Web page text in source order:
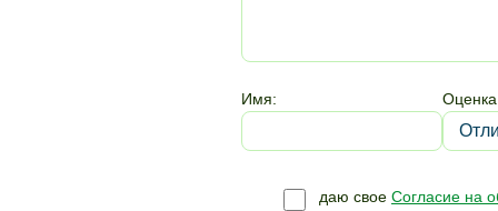
Имя:
даю свое Согласие на